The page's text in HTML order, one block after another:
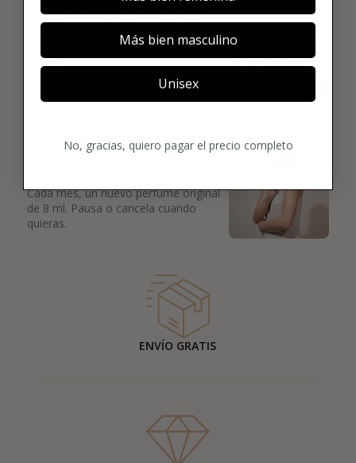
ELIGE TU PRIMER AROMA
Elige tu favorito. Tu primer perfume de
lujo se enviará justo después de la
compra.
03
DESCUBRE ALGO NUEVO
Cada mes, un nuevo perfume original
de 8 ml. Pausa o cancela cuando
quieras.
ENVÍO GRATIS
Más bien masculino
Unisex
No, gracias, quiero pagar el precio completo